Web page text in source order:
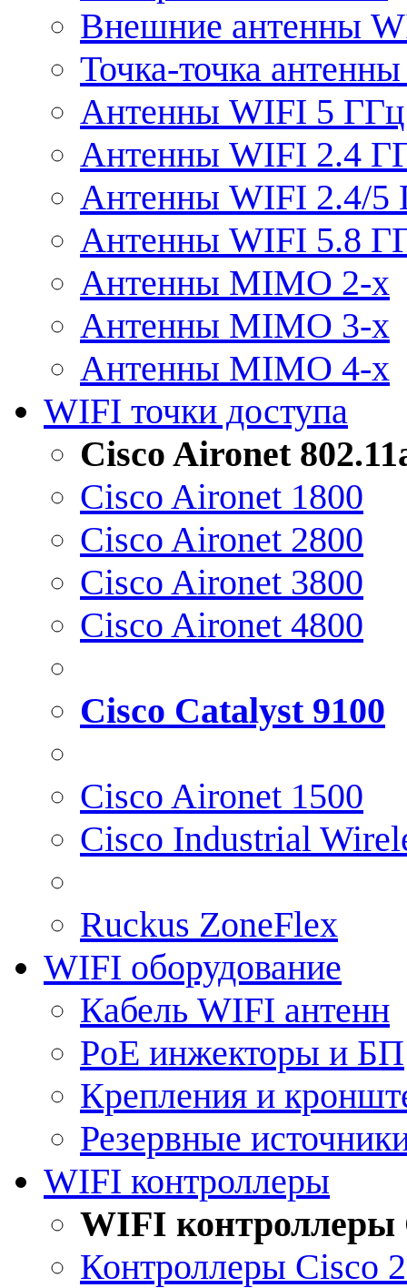
Внешние антенны
Точка-точка
Антенны WIFI 5 ГГц
Антенны WIFI 2.4
Антенны WIFI 2.4/5
Антенны WIFI 5.8
Антенны MIMO 2-x
Антенны MIMO 3-x
Антенны MIMO 4-x
WIFI точки доступа
Cisco Aironet
Cisco Aironet 1800
Cisco Aironet 2800
Cisco Aironet 3800
Cisco Aironet 4800
Cisco Catalyst 9100
Cisco Aironet 1500
Cisco Industrial
Ruckus ZoneFlex
WIFI оборудование
Кабель WIFI антенн
PoE инжекторы и БП
Крепления и
Резервные
WIFI контроллеры
WIFI контроллеры
Контроллеры Cisco